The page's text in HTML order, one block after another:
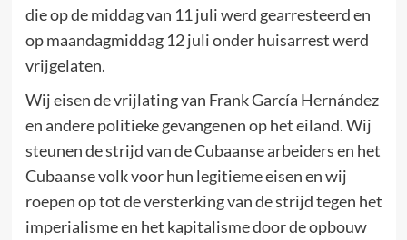
die op de middag van 11 juli werd gearresteerd en
op maandagmiddag 12 juli onder huisarrest werd
vrijgelaten.
Wij eisen de vrijlating van Frank García Hernández
en andere politieke gevangenen op het eiland. Wij
steunen de strijd van de Cubaanse arbeiders en het
Cubaanse volk voor hun legitieme eisen en wij
roepen op tot de versterking van de strijd tegen het
imperialisme en het kapitalisme door de opbouw